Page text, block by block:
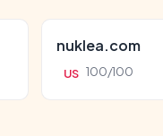
nuklea.com
US 100/100